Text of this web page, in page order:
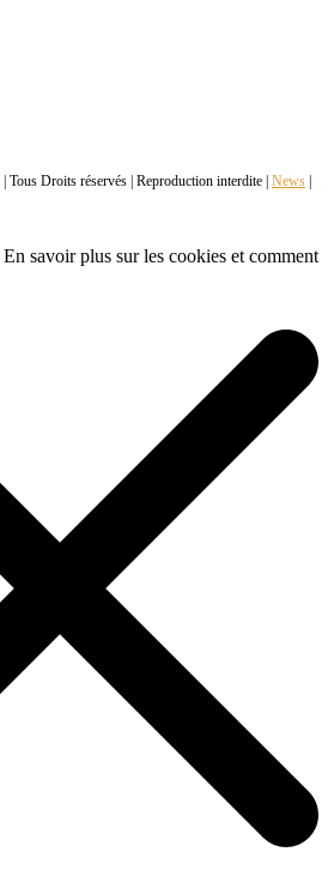
Droits réservés | Reproduction interdite | News
savoir plus sur les cookies et comment